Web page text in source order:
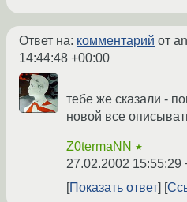
Ответ на: комментарий от
14:44:48 +00:00
тебе же сказали -
новой все
Z0termaNN ★
27.02.2002 15:55:29
Показать ответ